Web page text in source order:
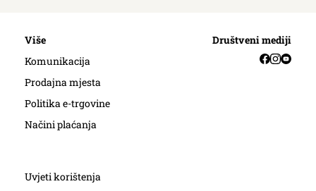
Više
Komunikacija
Prodajna mjesta
Politika e-trgovine
Načini plaćanja
Uvjeti korištenja
Društveni mediji
Facebook